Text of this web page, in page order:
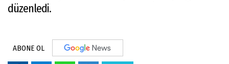
düzenledi.
ABONE OL